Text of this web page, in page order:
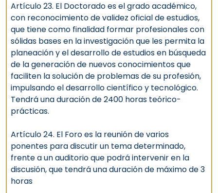
Artículo 23. El Doctorado es el grado académico,
con reconocimiento de validez oficial de estudios,
que tiene como finalidad formar profesionales con
sólidas bases en la investigación que les permita la
planeación y el desarrollo de estudios en búsqueda
de la generación de nuevos conocimientos que
faciliten la solución de problemas de su profesión,
impulsando el desarrollo científico y tecnológico.
Tendrá una duración de 2400 horas teórico-
prácticas.
Artículo 24. El Foro es la reunión de varios
ponentes para discutir un tema determinado,
frente a un auditorio que podrá intervenir en la
discusión, que tendrá una duración de máximo de 3
horas